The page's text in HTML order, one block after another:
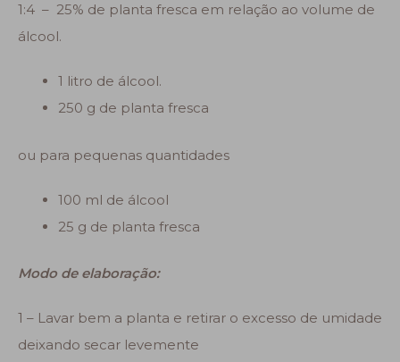
1:4 – 25% de planta fresca em relação ao volume de
álcool.
1 litro de álcool.
250 g de planta fresca
ou para pequenas quantidades
100 ml de álcool
25 g de planta fresca
Modo de elaboração:
1 – Lavar bem a planta e retirar o excesso de umidade
deixando secar levemente